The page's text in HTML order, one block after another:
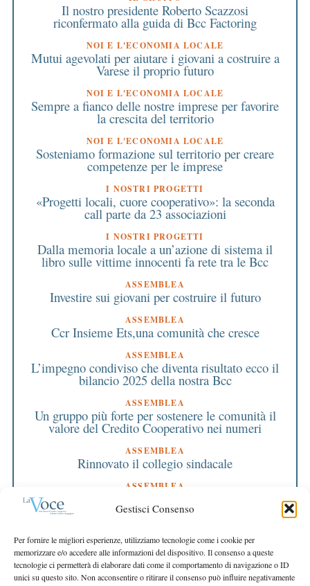
Gestisci Consenso
Per fornire le migliori esperienze, utilizziamo tecnologie come i cookie per
memorizzare e/o accedere alle informazioni del dispositivo. Il consenso a queste
tecnologie ci permetterà di elaborare dati come il comportamento di navigazione o ID
unici su questo sito. Non acconsentire o ritirare il consenso può influire negativamente
Il nostro presidente Roberto Scazzosi
riconfermato alla guida di Bcc Factoring
NOI E L'ECONOMIA LOCALE
Mutui agevolati per aiutare i giovani a costruire a
Varese il proprio futuro
NOI E L'ECONOMIA LOCALE
Sempre a fianco delle nostre imprese per favorire
la crescita del territorio
NOI E L'ECONOMIA LOCALE
Sosteniamo formazione sul territorio per creare
competenze per le imprese
I NOSTRI PROGETTI
«Progetti locali, cuore cooperativo»: la seconda
call parte da 23 associazioni
I NOSTRI PROGETTI
Dalla memoria locale a un’azione di sistema il
libro sulle vittime innocenti fa rete tra le Bcc
ASSEMBLEA
Investire sui giovani per costruire il futuro
ASSEMBLEA
Ccr Insieme Ets,una comunità che cresce
ASSEMBLEA
L’impegno condiviso che diventa risultato ecco il
bilancio 2025 della nostra Bcc
ASSEMBLEA
Un gruppo più forte per sostenere le comunità il
valore del Credito Cooperativo nei numeri
ASSEMBLEA
Rinnovato il collegio sindacale
ASSEMBLEA
Bilancio approvato all’unanimità e 2 milioni
destinati al territorio
EDITORIALE DIRETTORE
Crescere restando riconoscibili
EDITORIALE PRESIDENTE
Costruire futuro insieme